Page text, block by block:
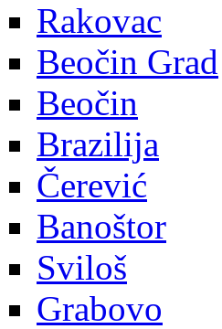
Rakovac
Beočin Grad
Beočin
Brazilija
Čerević
Banoštor
Sviloš
Grabovo